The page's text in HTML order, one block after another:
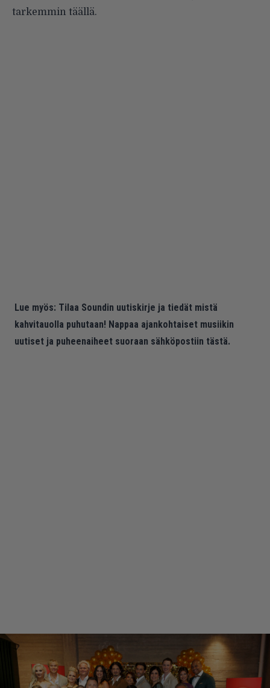
tarkemmin täällä.
Lue myös: Tilaa Soundin uutiskirje ja tiedät mistä
kahvitauolla puhutaan! Nappaa ajankohtaiset musiikin
uutiset ja puheenaiheet suoraan sähköpostiin tästä.